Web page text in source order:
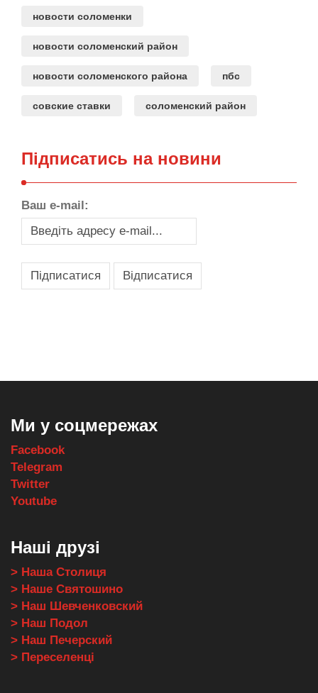
новости соломенки
новости соломенский район
новости соломенского района пбс
совские ставки соломенский район
Підписатись на новини
Ваш e-mail:
Ми у соцмережах
Facebook
Telegram
Twitter
Youtube
Наші друзі
> Наша Столиця
> Наше Святошино
> Наш Шевченковский
> Наш Подол
> Наш Печерский
> Переселенці